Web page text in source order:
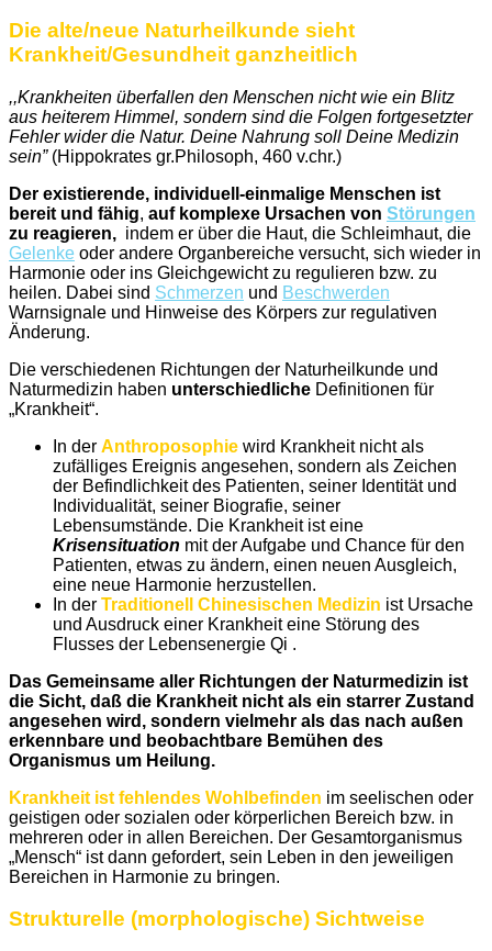
Die alte/neue Naturheilkunde sieht
Krankheit/Gesundheit ganzheitlich
,,Krankheiten überfallen den Menschen nicht wie ein Blitz
aus heiterem Himmel, sondern sind die Folgen fortgesetzter
Fehler wider die Natur. Deine Nahrung soll Deine Medizin
sein”(Hippokrates gr.Philosoph, 460 v.chr.)
Der existierende, individuell-einmalige Menschen ist
bereit und fähig, auf komplexe Ursachen von Störungen
zu reagieren, indem er über die Haut, die Schleimhaut, die
Gelenke oder andere Organbereiche versucht, sich wieder in
Harmonie oder ins Gleichgewicht zu regulieren bzw. zu
heilen. Dabei sind Schmerzen und Beschwerden
Warnsignale und Hinweise des Körpers zur regulativen
Änderung.
Die verschiedenen Richtungen der Naturheilkunde und
Naturmedizin haben unterschiedliche Definitionen für
„Krankheit“.
In der Anthroposophie wird Krankheit nicht als
zufälliges Ereignis angesehen, sondern als Zeichen
der Befindlichkeit des Patienten, seiner Identität und
Individualität, seiner Biografie, seiner
Lebensumstände. Die Krankheit ist eine
Krisensituation mit der Aufgabe und Chance für den
Patienten, etwas zu ändern, einen neuen Ausgleich,
eine neue Harmonie herzustellen.
In der Traditionell Chinesischen Medizin ist Ursache
und Ausdruck einer Krankheit eine Störung des
Flusses der Lebensenergie Qi .
Das Gemeinsame aller Richtungen der Naturmedizin ist
die Sicht, daß die Krankheit nicht als ein starrer Zustand
angesehen wird, sondern vielmehr als das nach außen
erkennbare und beobachtbare Bemühen des
Organismus um Heilung.
Krankheit ist fehlendes Wohlbefinden im seelischen oder
geistigen oder sozialen oder körperlichen Bereich bzw. in
mehreren oder in allen Bereichen. Der Gesamtorganismus
„Mensch“ ist dann gefordert, sein Leben in den jeweiligen
Bereichen in Harmonie zu bringen.
Strukturelle (morphologische) Sichtweise